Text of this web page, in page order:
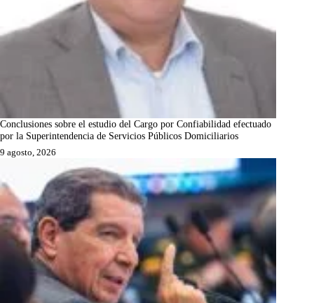
Conclusiones sobre el estudio del Cargo por Confiabilidad efectuado
por la Superintendencia de Servicios Públicos Domiciliarios
9 agosto, 2026